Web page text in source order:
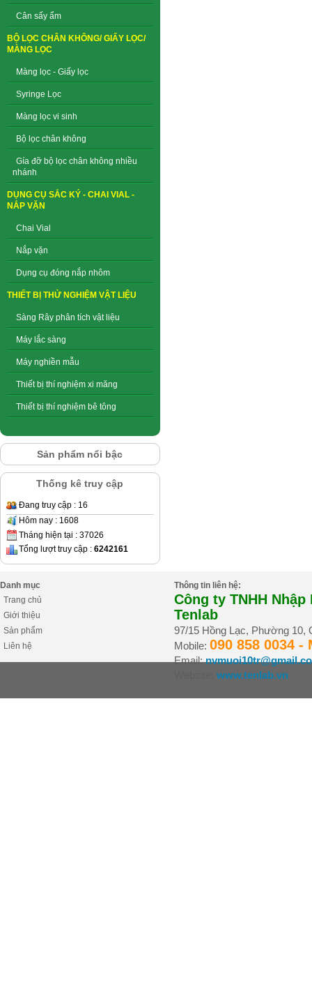
Cân sấy ẩm
BỘ LỌC CHÂN KHÔNG/ GIẤY LỌC/
MÀNG LỌC
Màng lọc - Giấy lọc
Syringe Lọc
Màng lọc vi sinh
Bộ lọc chân không
Gía đỡ bộ lọc chân không nhiều
nhánh
DỤNG CỤ SẮC KÝ - CHAI VIAL -
NẮP VẶN
Chai Vial
Nắp vặn
Dụng cụ đóng nắp nhôm
THIẾT BỊ THỬ NGHIỆM VẬT LIỆU
Sàng Rây phân tích vật liệu
Máy lắc sàng
Máy nghiền mẫu
Thiết bị thí nghiệm xi măng
Thiết bị thí nghiệm bê tông
Sản phẩm nổi bậc
Thống kê truy cập
Đang truy cập : 16
Hôm nay : 1608
Tháng hiện tại : 37026
Tổng lượt truy cập : 6242161
Danh mục
Trang chủ
Giới thiệu
Sản phẩm
Liên hệ
Thông tin liên hệ:
Công ty TNHH
Tenlab
97/15 Hồng Lạc, Phường 10,
Mobile: 090 858 0034 -
Email:
www.tenlab.vn